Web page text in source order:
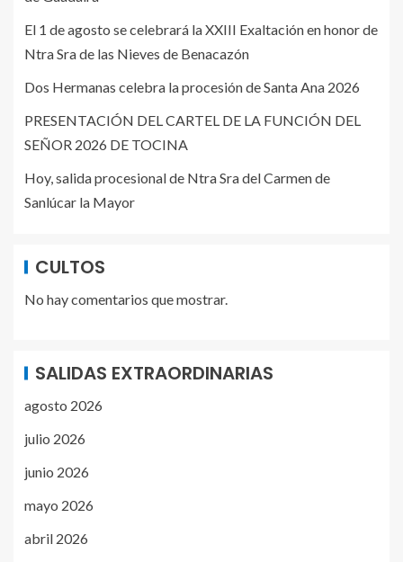
El 1 de agosto se celebrará la XXIII Exaltación en honor de
Ntra Sra de las Nieves de Benacazón
Dos Hermanas celebra la procesión de Santa Ana 2026
PRESENTACIÓN DEL CARTEL DE LA FUNCIÓN DEL
SEÑOR 2026 DE TOCINA
Hoy, salida procesional de Ntra Sra del Carmen de
Sanlúcar la Mayor
CULTOS
No hay comentarios que mostrar.
SALIDAS EXTRAORDINARIAS
agosto 2026
julio 2026
junio 2026
mayo 2026
abril 2026